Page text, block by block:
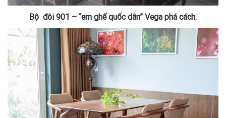
Bộ đôi 901 – “em ghế quốc dân” Vega phá cách.